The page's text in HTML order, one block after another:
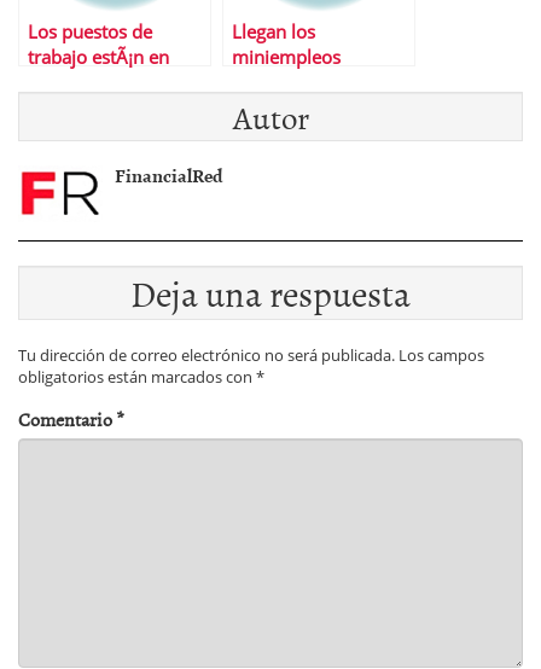
Los puestos de
trabajo estÃ¡n en
Llegan los
miniempleos
Autor
FinancialRed
Deja una respuesta
Tu dirección de correo electrónico no será publicada. Los campos
obligatorios están marcados con *
Comentario*